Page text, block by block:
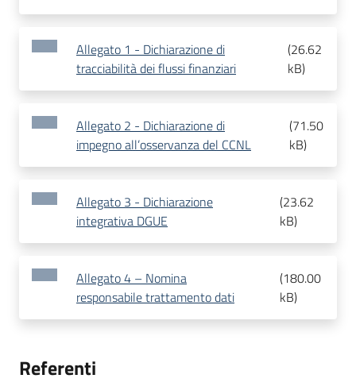
Allegato 1 - Dichiarazione di
tracciabilità dei flussi finanziari
(26.62
kB)
Allegato 2 - Dichiarazione di
impegno all’osservanza del CCNL
(71.50
kB)
Allegato 3 - Dichiarazione
integrativa DGUE
(23.62
kB)
Allegato 4 – Nomina
responsabile trattamento dati
(180.00
kB)
Referenti